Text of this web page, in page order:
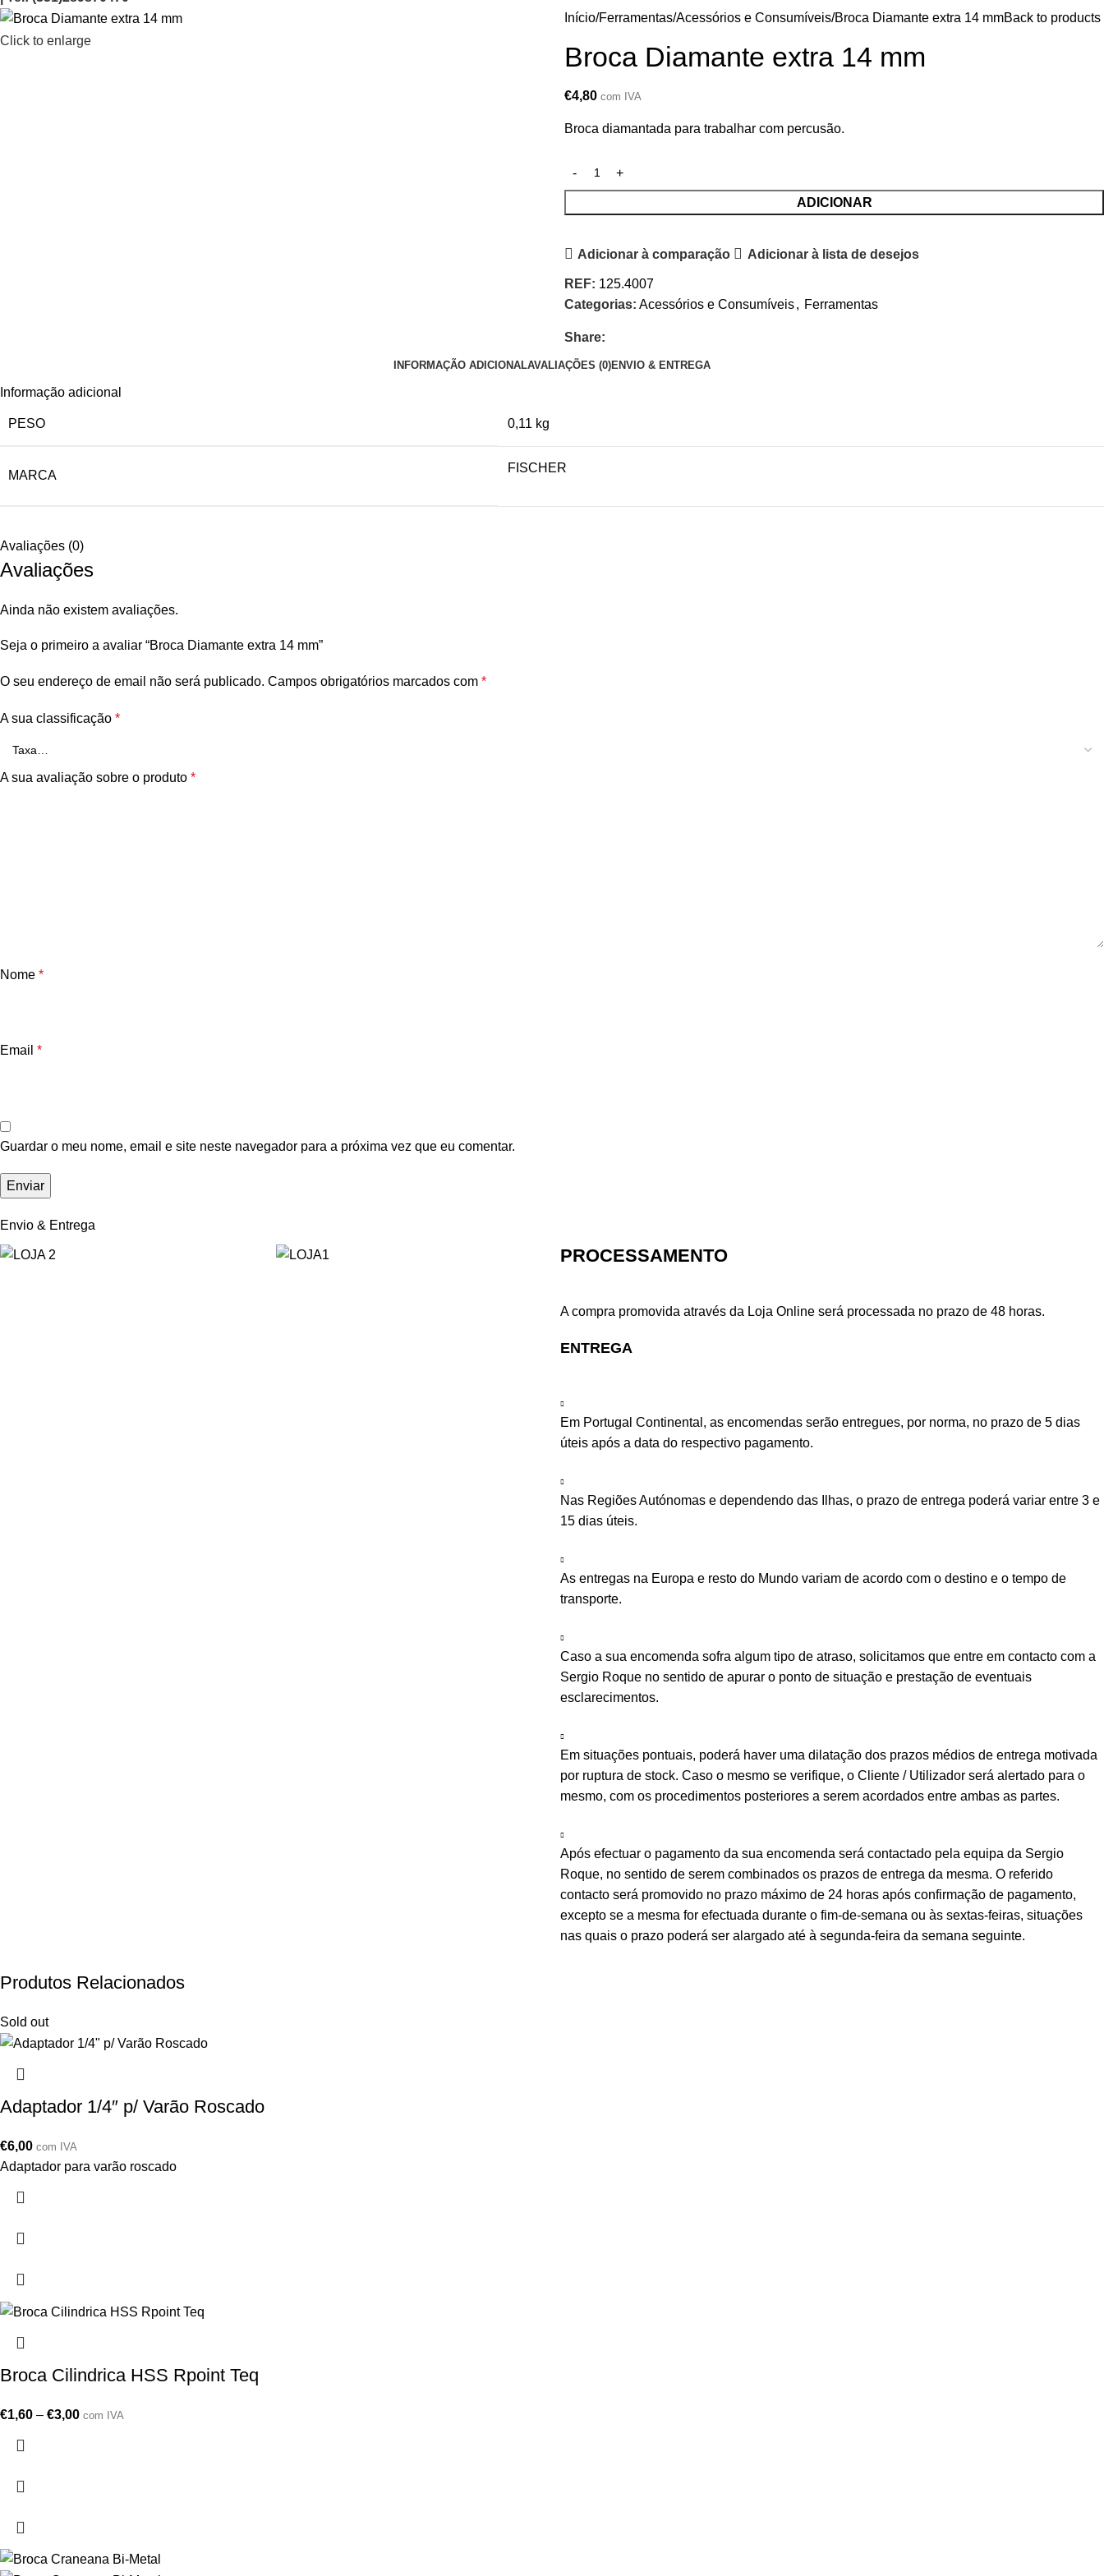
Click to enlarge
Início Ferramentas Acessórios e Consumíveis Broca Diamante extra 14 mmBack to products
Broca Diamante extra 14 mm
€4,80 com IVA
Broca diamantada para trabalhar com percusão.
ADICIONAR
Adicionar à comparação Adicionar à lista de desejos
REF: 125.4007
Categorias: Acessórios e Consumíveis, Ferramentas
Share:
INFORMAÇÃO ADICIONALAVALIAÇÕES (0)ENVIO & ENTREGA
Informação adicional
PESO 0,11 kg
MARCA
FISCHER
Avaliações (0)
Avaliações
Ainda não existem avaliações.
Seja o primeiro a avaliar “Broca Diamante extra 14 mm”
O seu endereço de email não será publicado. Campos obrigatórios marcados com *
A sua classificação *
A sua avaliação sobre o produto *
Nome *
Email *
Guardar o meu nome, email e site neste navegador para a próxima vez que eu comentar.
Envio & Entrega
PROCESSAMENTO
A compra promovida através da Loja Online será processada no prazo de 48 horas.
ENTREGA
Em Portugal Continental, as encomendas serão entregues, por norma, no prazo de 5 dias
úteis após a data do respectivo pagamento.
Nas Regiões Autónomas e dependendo das Ilhas, o prazo de entrega poderá variar entre 3 e
15 dias úteis.
As entregas na Europa e resto do Mundo variam de acordo com o destino e o tempo de
transporte.
Caso a sua encomenda sofra algum tipo de atraso, solicitamos que entre em contacto com a
Sergio Roque no sentido de apurar o ponto de situação e prestação de eventuais
esclarecimentos.
Em situações pontuais, poderá haver uma dilatação dos prazos médios de entrega motivada
por ruptura de stock. Caso o mesmo se verifique, o Cliente / Utilizador será alertado para o
mesmo, com os procedimentos posteriores a serem acordados entre ambas as partes.
Após efectuar o pagamento da sua encomenda será contactado pela equipa da Sergio
Roque, no sentido de serem combinados os prazos de entrega da mesma. O referido
contacto será promovido no prazo máximo de 24 horas após confirmação de pagamento,
excepto se a mesma for efectuada durante o fim-de-semana ou às sextas-feiras, situações
nas quais o prazo poderá ser alargado até à segunda-feira da semana seguinte.
Produtos Relacionados
Sold out
Adaptador 1/4″ p/ Varão Roscado
€6,00 com IVA
Adaptador para varão roscado
Broca Cilindrica HSS Rpoint Teq
€1,60 – €3,00 com IVA